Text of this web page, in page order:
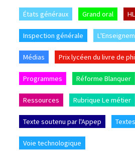
États généraux Grand oral
Inspection générale
Médias Prix lycéen du livre de
Programmes Réforme Blanquer
Ressources Rubrique Le métier
Texte soutenu par l'Appep
Voie technologique